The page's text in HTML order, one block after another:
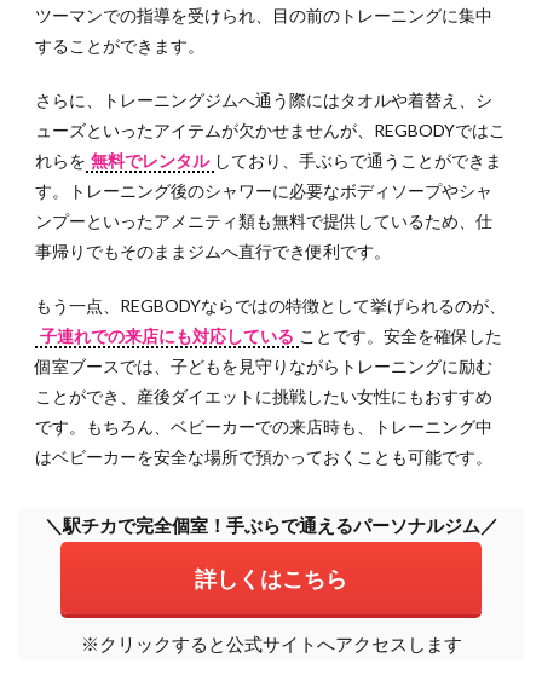
なく
通い
4
ダイ
エットや
トレーニ
ングの初
心者にこ
そ
はおすす
め
5
自
宅・
職場
から
のパ
ーソ
を探
ツーマンでの指導を受けられ、目の前のトレーニングに集中
することができます。
さらに、トレーニングジムへ通う際にはタオルや着替え、シ
ューズといったアイテムが欠かせませんが、REGBODYではこ
れらを 無料でレンタル しており、手ぶらで通うことができま
す。トレーニング後のシャワーに必要なボディソープやシャ
ンプーといったアメニティ類も無料で提供しているため、仕
事帰りでもそのままジムへ直行でき便利です。
もう一点、REGBODYならではの特徴として挙げられるのが、
子連れでの来店にも対応している ことです。安全を確保した
個室ブースでは、子どもを見守りながらトレーニングに励む
ことができ、産後ダイエットに挑戦したい女性にもおすすめ
です。もちろん、ベビーカーでの来店時も、トレーニング中
はベビーカーを安全な場所で預かっておくことも可能です。
＼駅チカで完全個室！手ぶらで通えるパーソナルジム／
詳しくはこちら
※クリックすると公式サイトへアクセスします